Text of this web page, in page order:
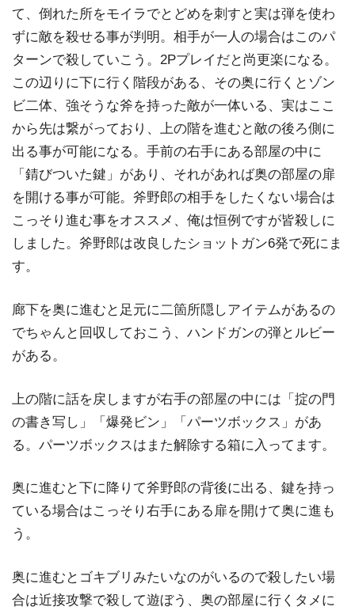
て、倒れた所をモイラでとどめを刺すと実は弾を使わ
ずに敵を殺せる事が判明。相手が一人の場合はこのパ
ターンで殺していこう。2Pプレイだと尚更楽になる。
この辺りに下に行く階段がある、その奥に行くとゾン
ビ二体、強そうな斧を持った敵が一体いる、実はここ
から先は繋がっており、上の階を進むと敵の後ろ側に
出る事が可能になる。手前の右手にある部屋の中に
「錆びついた鍵」があり、それがあれば奥の部屋の扉
を開ける事が可能。斧野郎の相手をしたくない場合は
こっそり進む事をオススメ、俺は恒例ですが皆殺しに
しました。斧野郎は改良したショットガン6発で死にま
す。
廊下を奥に進むと足元に二箇所隠しアイテムがあるの
でちゃんと回収しておこう、ハンドガンの弾とルビー
がある。
上の階に話を戻しますが右手の部屋の中には「掟の門
の書き写し」「爆発ビン」「パーツボックス」があ
る。パーツボックスはまた解除する箱に入ってます。
奥に進むと下に降りて斧野郎の背後に出る、鍵を持っ
ている場合はこっそり右手にある扉を開けて奥に進も
う。
奥に進むとゴキブリみたいなのがいるので殺したい場
合は近接攻撃で殺して遊ぼう、奥の部屋に行くタメに